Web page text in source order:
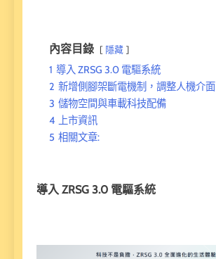
內容目錄 隱藏
1 導入 ZRSG 3.0 電驅系統
2 新增側腳架斷電機制，調整人機介面
3 儲物空間與車載科技配備
4
上市資訊
5 相關文章:
導入 ZRSG 3.0 電驅系統